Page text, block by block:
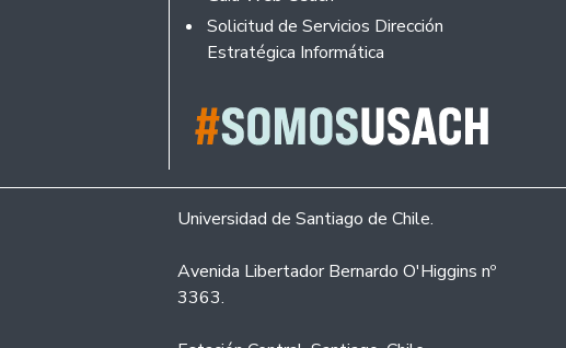
Solicitud de Servicios Dirección
Estratégica Informática
Universidad de Santiago de Chile.
Avenida Libertador Bernardo O'Higgins nº
3363.